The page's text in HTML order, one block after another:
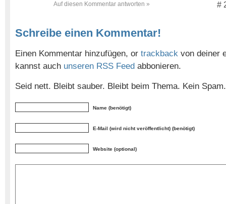
Auf diesen Kommentar antworten » #
Schreibe einen Kommentar!
Einen Kommentar hinzufügen, or trackback von deiner
kannst auch unseren RSS Feed abbonieren.
Seid nett. Bleibt sauber. Bleibt beim Thema. Kein Spam.
Name (benötigt)
E-Mail (wird nicht veröffentlicht) (benötigt)
Website (optional)